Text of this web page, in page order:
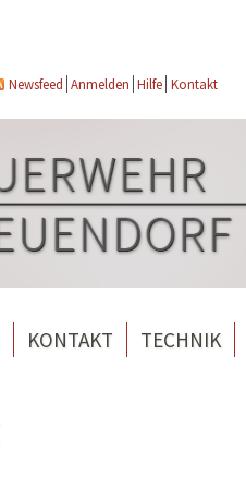
Newsfeed Anmelden Hilfe Kontakt
KONTAKT TECHNIK